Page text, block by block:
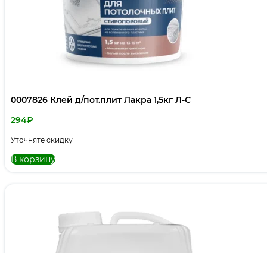
0007826 Клей д/пот.плит Лакра 1,5кг Л-С
294₽
Уточняте скидку
В корзину